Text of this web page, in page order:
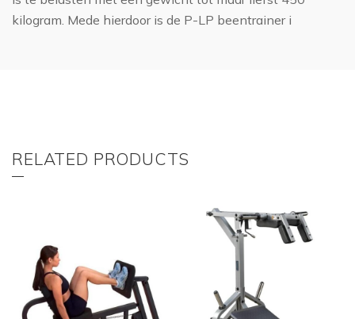
kilogram. Mede hierdoor is de P-LP beentrainer i
RELATED PRODUCTS